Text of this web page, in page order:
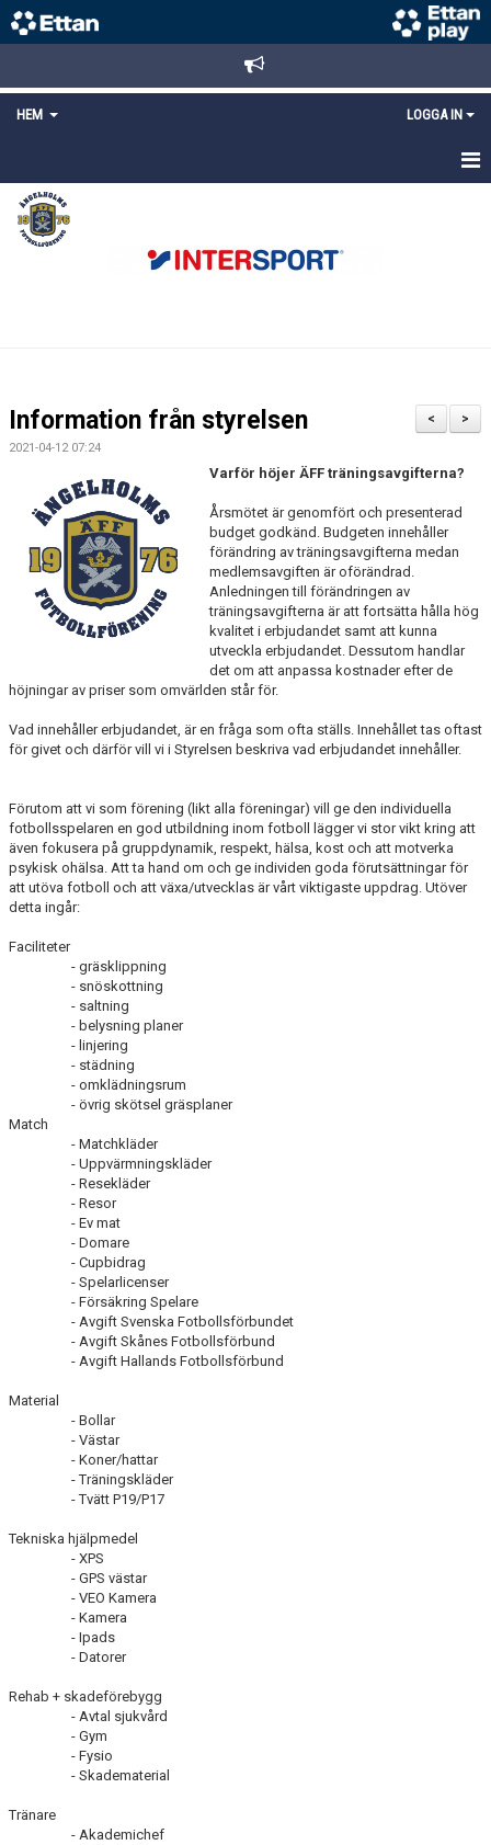
HEM LOGGA IN
STARTSIDA
NYHETER
LÄNKAR
MEDLEMS OCH TRÄNINGSAVGIFTER
>
<
Information från styrelsen
2021-04-12 07:24
Varför höjer ÄFF träningsavgifterna?
Årsmötet är genomfört och presenterad
budget godkänd. Budgeten innehåller
förändring av träningsavgifterna medan
medlemsavgiften är oförändrad.
Anledningen till förändringen av
träningsavgifterna är att fortsätta hålla hög
kvalitet i erbjudandet samt att kunna
utveckla erbjudandet. Dessutom handlar
det om att anpassa kostnader efter de
höjningar av priser som omvärlden står för.
Vad innehåller erbjudandet, är en fråga som ofta ställs. Innehållet tas oftast
för givet och därför vill vi i Styrelsen beskriva vad erbjudandet innehåller.
Förutom att vi som förening (likt alla föreningar) vill ge den individuella
fotbollsspelaren en god utbildning inom fotboll lägger vi stor vikt kring att
även fokusera på gruppdynamik, respekt, hälsa, kost och att motverka
psykisk ohälsa. Att ta hand om och ge individen goda förutsättningar för
att utöva fotboll och att växa/utvecklas är vårt viktigaste uppdrag. Utöver
detta ingår:
Faciliteter
- gräsklippning
- snöskottning
- saltning
- belysning planer
- linjering
- städning
- omklädningsrum
- övrig skötsel gräsplaner
Match
- Matchkläder
- Uppvärmningskläder
- Resekläder
- Resor
- Ev mat
- Domare
- Cupbidrag
- Spelarlicenser
- Försäkring Spelare
- Avgift Svenska Fotbollsförbundet
- Avgift Skånes Fotbollsförbund
- Avgift Hallands Fotbollsförbund
Material
- Bollar
- Västar
- Koner/hattar
- Träningskläder
- Tvätt P19/P17
Tekniska hjälpmedel
- XPS
- GPS västar
- VEO Kamera
- Kamera
- Ipads
- Datorer
Rehab + skadeförebygg
- Avtal sjukvård
- Gym
- Fysio
- Skadematerial
Tränare
- Akademichef